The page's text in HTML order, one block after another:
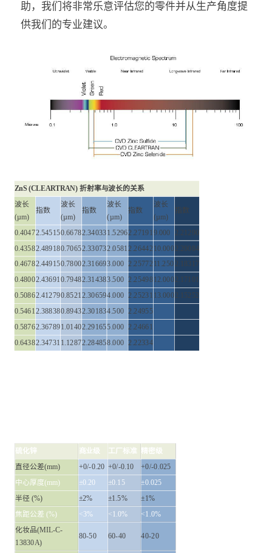
助，我们将非常乐意评估您的零件并从生产角度提
供我们的专业建议。
ZnS (CLEARTRAN) 折射率与波长的关系
波长
(µm)
指数
波长
(µm)
指数
波长
(µm)
指数
波长
(µm)
指数
0.40472.545150.66782.340331.52962.27191 9.000 2.21290
0.43582.489180.70652.330732.0581 2.26442 10.0002.20084
0.46782.449150.78002.316693.000 2.2577211.250 2.18317
0.48002.436910.79482.314383.500 2.2549812.0002.17101
0.50862.412790.85212.306594.000 2.25231 13.0002.15252
0.54612.388380.89432.301834.500 2.24955
0.58762.367891.01402.291655.000 2.24661
0.64382.34731 1.12872.284858.000 2.22334
硫化锌 商业级 工厂标准 精密级
直径公差(mm) +0/-0.20 +0/-0.10
+0/-0.025
中心厚度(mm)
±0.20 ±0.15
±0.025
半径 (%)
±2% ±1.5%
±1%
焦距公差 (%)
<3% <1.0% <1.0%
化妆品(MIL-C-
13830A)
80-50 60-40 40-20